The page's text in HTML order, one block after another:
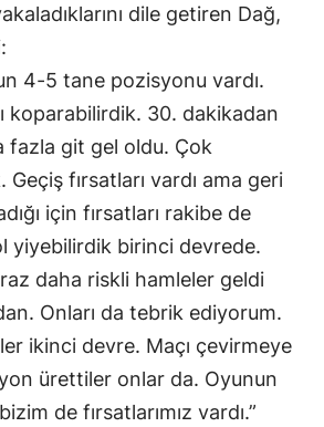
Zonguldak
Bayburt
Karaman
Batman
Şırnak
Bartın
Ardahan
dile getiren Dağ,
4-5 tane pozisyonu vardı.
koparabilirdik. 30. dakikadan
fazla git gel oldu. Çok
fırsatları vardı ama geri
için fırsatları rakibe de
yiyebilirdik birinci devrede.
daha riskli hamleler geldi
Onları da tebrik ediyorum.
ikinci devre. Maçı çevirmeye
ürettiler onlar da. Oyunun
de fırsatlarımız vardı.”